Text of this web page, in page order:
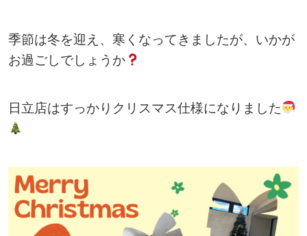
季節は冬を迎え、寒くなってきましたが、いかが
お過ごしでしょうか
日立店はすっかりクリスマス仕様になりました